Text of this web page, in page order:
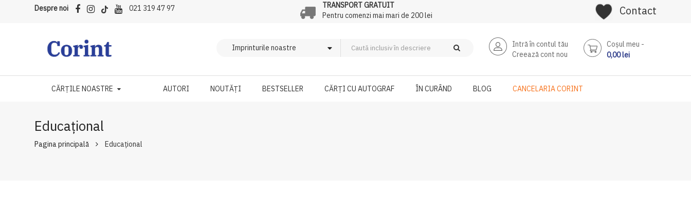
Despre noi 021 319 47 97
TRANSPORT GRATUIT
Pentru comenzi mai mari de 200 lei
Contact
Intră în contul tău
Creează cont nou
Coşul meu
0,00 lei
CĂRȚILE NOASTRE AUTORI NOUTĂȚI BESTSELLER CĂRȚI CU AUTOGRAF ÎN CURÂND BLOG CANCELARIA CORINT
Educațional
Pagina principală Educațional